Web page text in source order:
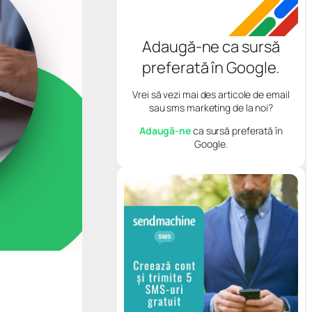
Adaugă-ne ca sursă
preferată în Google.
Vrei să vezi mai des articole de email
sau sms marketing de la noi?
Adaugă-neca sursă preferată în
Google.